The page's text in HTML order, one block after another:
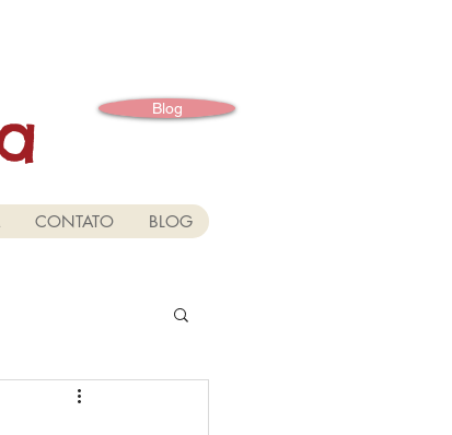
Blog
CONTATO BLOG